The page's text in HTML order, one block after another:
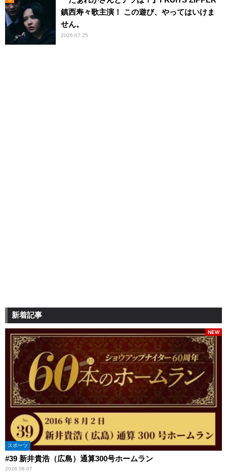
鎮西寿々歌主演！ この遊び、やってはいけま
せん。
2026.07.25
新着記事
スポーツ
#39 新井貴浩（広島）通算300号ホームラン
2026.08.07
NEW